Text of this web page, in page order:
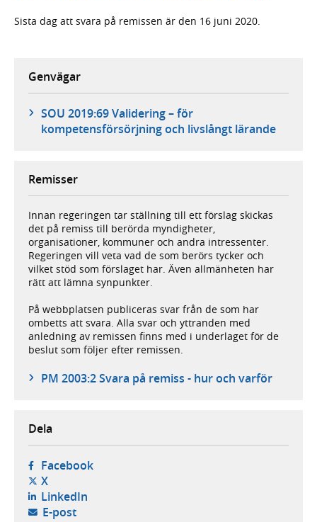
Sista dag att svara på remissen är den 16 juni 2020.
Genvägar
SOU 2019:69 Validering – för
kompetensförsörjning och livslångt lärande
Remisser
Innan regeringen tar ställning till ett förslag skickas
det på remiss till berörda myndigheter,
organisationer, kommuner och andra intressenter.
Regeringen vill veta vad de som berörs tycker och
vilket stöd som förslaget har. Även allmänheten har
rätt att lämna synpunkter.
På webbplatsen publiceras svar från de som har
ombetts att svara. Alla svar och yttranden med
anledning av remissen finns med i underlaget för de
beslut som följer efter remissen.
PM 2003:2 Svara på remiss - hur och varför
Dela
Facebook- öppnas i ny flik, extern webbplats,
X- öppnas i ny flik, extern webbplats,
LinkedIn- öppnas i ny flik, extern webbplats,
E-post- öppnar din e-postklient,